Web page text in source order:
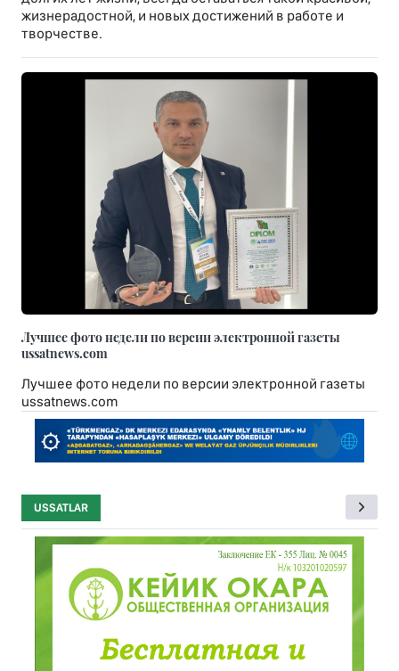
жизнерадостной, и новых достижений в работе и
творчестве.
Лучшее фото недели по версии электронной газеты
ussatnews.com
Лучшее фото недели по версии электронной газеты
ussatnews.com
USSATLAR